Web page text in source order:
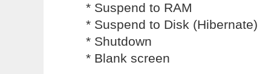
* Suspend to RAM
* Suspend to Disk (Hibernate)
* Shutdown
* Blank screen